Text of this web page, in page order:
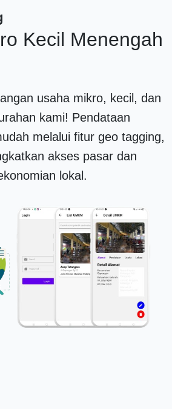
Kecil Menengah
usaha mikro, kecil, dan
kami! Pendataan
melalui fitur geo tagging,
akses pasar dan
lokal.